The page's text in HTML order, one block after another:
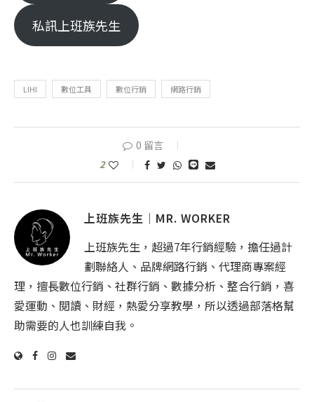
私訊上班族先生
LIHI 數位工具 數位行銷 網路行銷
0 留言
2
上班族先生│MR. WORKER
上班族先生，超過7年行銷經驗，擔任過計
劃聯絡人、品牌網路行銷、代理商專案經
理，擅長數位行銷、社群行銷、數據分析、整合行銷，喜
愛運動、閱讀、財經，熱愛分享教學，所以透過部落格幫
助需要的人也訓練自我。